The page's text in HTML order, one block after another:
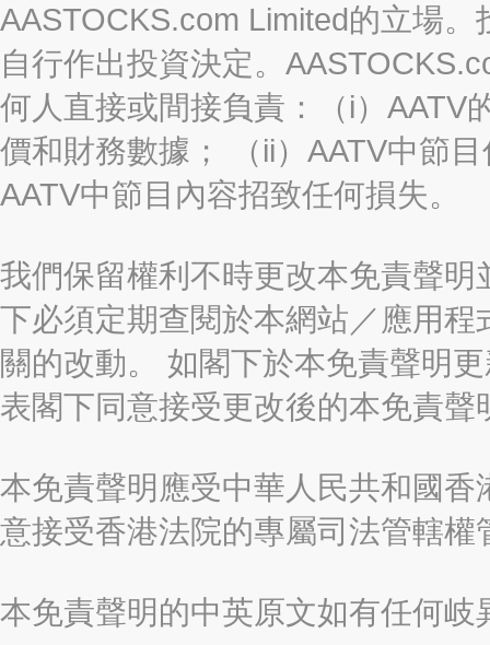
AASTOCKS.com Limited的立場
自行作出投資決定。
何人直接或間接負責：（i）AATV
價和財務數據； （ii）AATV中節
AATV中節目內容招致任何損失。
我們保留權利不時更改本免責聲
下必須定期查閱於本網站／應用
關的改動。 如閣下於本免責聲明
表閣下同意接受更改後的本免責聲
本免責聲明應受中華人民共和國
意接受香港法院的專屬司法管轄權
本免責聲明的中英原文如有任何